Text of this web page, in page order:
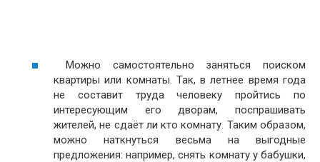
Можно самостоятельно заняться поиском
квартиры или комнаты. Так, в летнее время года
не составит труда человеку пройтись по
интересующим его дворам, поспрашивать
жителей, не сдаёт ли кто комнату. Таким образом,
можно наткнуться весьма на выгодные
предложения: например, снять комнату у бабушки,